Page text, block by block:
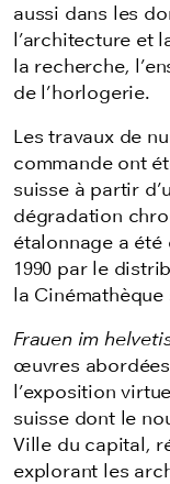
aussi dans les
l’architecture et
la recherche,
de l’horlogerie.
Les travaux de
commande ont
suisse à partir
dégradation
étalonnage a
1990 par le
la Cinémathèque
Frauen im
œuvres
l’exposition
suisse dont le
Ville du capital,
explorant les